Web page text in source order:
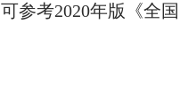
参考2020年版《全国